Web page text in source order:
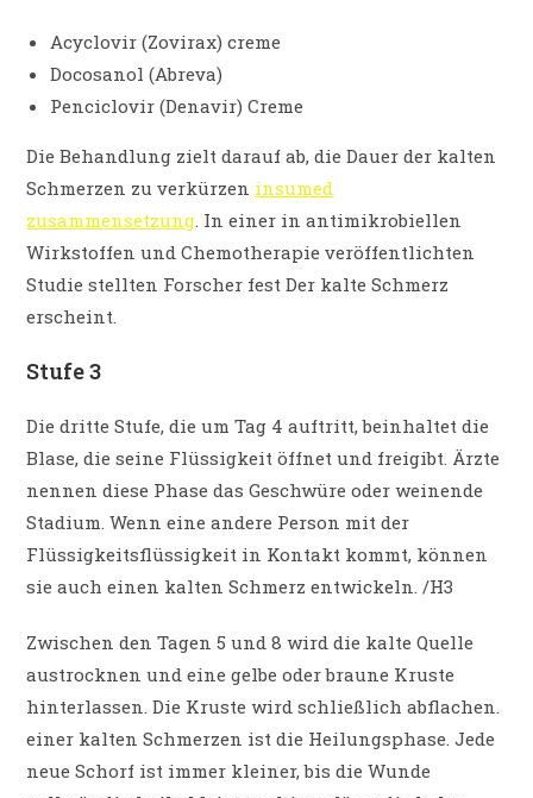
Acyclovir (Zovirax) creme
Docosanol (Abreva)
Penciclovir (Denavir) Creme
Die Behandlung zielt darauf ab, die Dauer der kalten
Schmerzen zu verkürzen insumed
zusammensetzung. In einer in antimikrobiellen
Wirkstoffen und Chemotherapie veröffentlichten
Studie stellten Forscher fest Der kalte Schmerz
erscheint.
Stufe 3
Die dritte Stufe, die um Tag 4 auftritt, beinhaltet die
Blase, die seine Flüssigkeit öffnet und freigibt. Ärzte
nennen diese Phase das Geschwüre oder weinende
Stadium. Wenn eine andere Person mit der
Flüssigkeitsflüssigkeit in Kontakt kommt, können
sie auch einen kalten Schmerz entwickeln. /H3
Zwischen den Tagen 5 und 8 wird die kalte Quelle
austrocknen und eine gelbe oder braune Kruste
hinterlassen. Die Kruste wird schließlich abflachen.
einer kalten Schmerzen ist die Heilungsphase. Jede
neue Schorf ist immer kleiner, bis die Wunde